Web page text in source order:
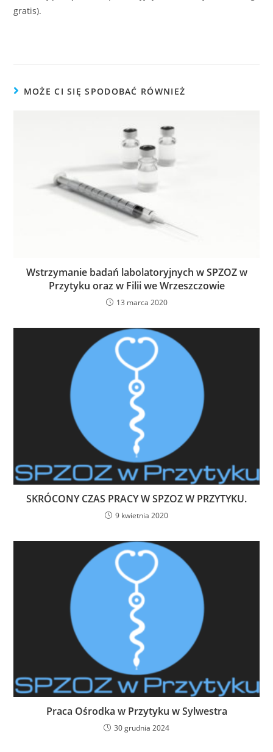
gratis).
MOŻE CI SIĘ SPODOBAĆ RÓWNIEŻ
Wstrzymanie badań labolatoryjnych w SPZOZ w
Przytyku oraz w Filii we Wrzeszczowie
13 marca 2020
SKRÓCONY CZAS PRACY W SPZOZ W PRZYTYKU.
9 kwietnia 2020
Praca Ośrodka w Przytyku w Sylwestra
30 grudnia 2024